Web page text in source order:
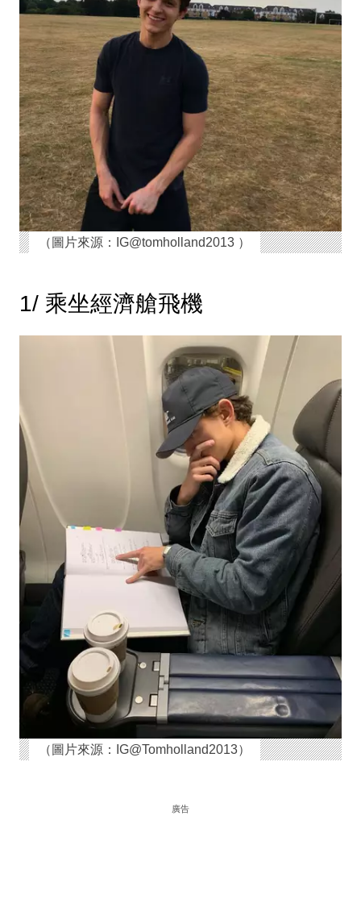
（圖片來源：IG@tomholland2013 ）
1/ 乘坐經濟艙飛機
（圖片來源：IG@Tomholland2013）
廣告